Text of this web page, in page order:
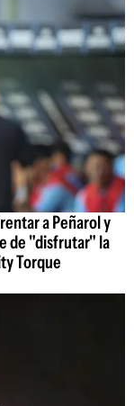
a Peñarol y
de "disfrutar" la
Torque